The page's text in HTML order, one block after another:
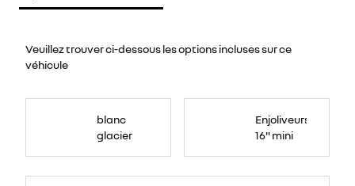
Veuillez trouver ci-dessous les options incluses sur ce
véhicule
blanc
glacier
Enjoliveurs
16" mini